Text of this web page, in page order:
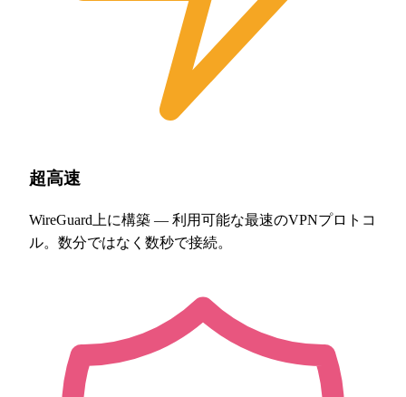
超高速
WireGuard上に構築 — 利用可能な最速のVPNプロトコ
ル。数分ではなく数秒で接続。